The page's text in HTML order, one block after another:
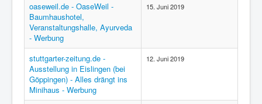
oaseweil.de - OaseWeil -
Baumhaushotel,
Veranstaltungshalle, Ayurveda
- Werbung
15. Juni 2019
stuttgarter-zeitung.de -
Ausstellung in Eislingen (bei
Göppingen) - Alles drängt ins
Minihaus - Werbung
12. Juni 2019